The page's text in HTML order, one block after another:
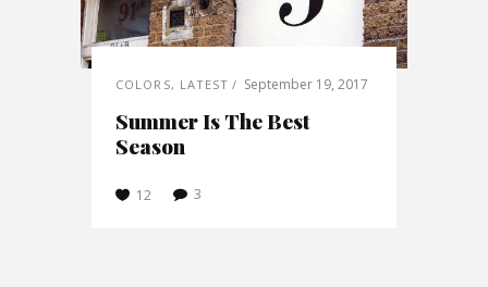
COLORS, LATEST September 19, 2017
Summer Is The Best
Season
12 3